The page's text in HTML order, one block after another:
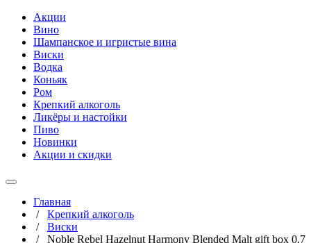
Акции
Вино
Шампанское и игристые вина
Виски
Водка
Коньяк
Ром
Крепкий алкоголь
Ликёры и настойки
Пиво
Новинки
Акции и скидки
Главная
/ Крепкий алкоголь
/ Виски
/ Noble Rebel Hazelnut Harmony Blended Malt gift box 0.7